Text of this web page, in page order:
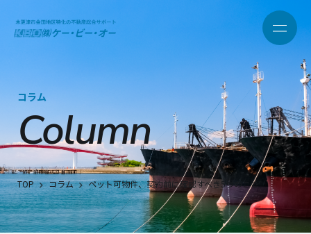
コラム
Column
TOP コラム ペット可物件、契約前に確認すべき5つのこと